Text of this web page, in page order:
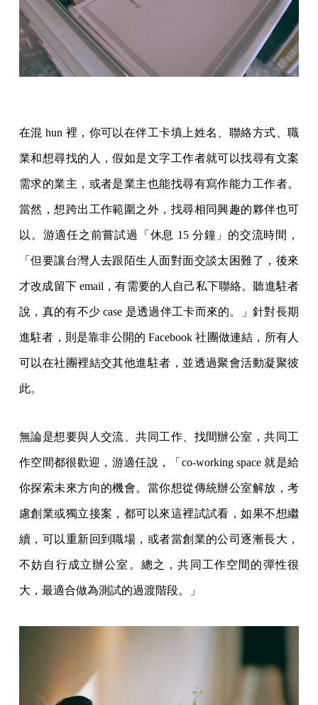
在混 hun 裡，你可以在伴工卡填上姓名、聯絡方式、職
業和想尋找的人，假如是文字工作者就可以找尋有文案
需求的業主，或者是業主也能找尋有寫作能力工作者。
當然，想跨出工作範圍之外，找尋相同興趣的夥伴也可
以。游適任之前嘗試過「休息 15 分鐘」的交流時間，
「但要讓台灣人去跟陌生人面對面交談太困難了，後來
才改成留下 email，有需要的人自己私下聯絡。聽進駐者
說，真的有不少 case 是透過伴工卡而來的。」針對長期
進駐者，則是靠非公開的 Facebook 社團做連結，所有人
可以在社團裡結交其他進駐者，並透過聚會活動凝聚彼
此。
無論是想要與人交流、共同工作、找間辦公室，共同工
作空間都很歡迎，游適任說，「co-working space 就是給
你探索未來方向的機會。當你想從傳統辦公室解放，考
慮創業或獨立接案，都可以來這裡試試看，如果不想繼
續，可以重新回到職場，或者當創業的公司逐漸長大，
不妨自行成立辦公室。總之，共同工作空間的彈性很
大，最適合做為測試的過渡階段。」